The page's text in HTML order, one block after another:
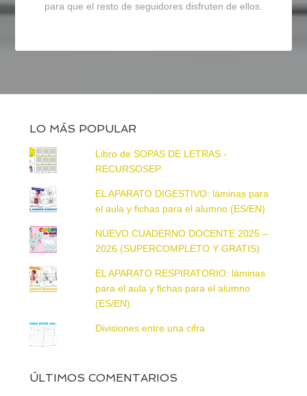
para que el resto de seguidores disfruten de ellos.
LO MÁS POPULAR
Libro de SOPAS DE LETRAS -
RECURSOSEP
EL APARATO DIGESTIVO: láminas para
el aula y fichas para el alumno (ES/EN)
NUEVO CUADERNO DOCENTE 2025 –
2026 (SUPERCOMPLETO Y GRATIS)
EL APARATO RESPIRATORIO: láminas
para el aula y fichas para el alumno
(ES/EN)
Divisiones entre una cifra
ÚLTIMOS COMENTARIOS